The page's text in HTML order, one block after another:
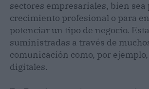
sectores empresariales, bien sea
crecimiento profesional o para
potenciar un tipo de negocio.
suministradas a través de
comunicación como, por
digitales.